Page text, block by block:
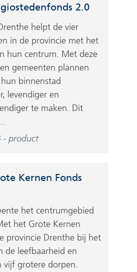
2.0
helpt de vier
in de provincie met het
hun centrum. Met deze
gemeenten plannen
binnenstad
levendiger en
te maken. Dit
product
Kernen Fonds
het centrumgebied
het Grote Kernen
provincie Drenthe bij het
de leefbaarheid en
vijf grotere dorpen.